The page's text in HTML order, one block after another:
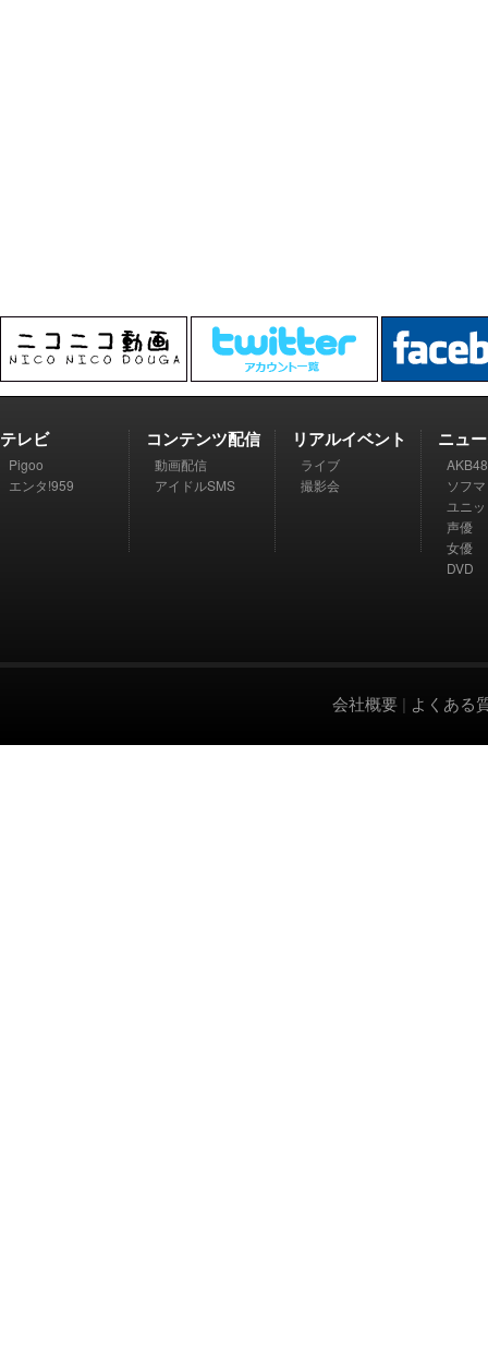
テレビ
Pigoo
エンタ!959
コンテンツ配信
動画配信
アイドルSMS
リアルイベント
ライブ
撮影会
ニュ
AKB48
ソフ
ユニ
声優
女優
DVD
会社概要 | よくある